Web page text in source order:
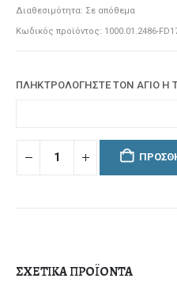
Διαθεσιμότητα: Σε απόθεμα
Κωδικός προϊόντος: 1000.01.2486-
ΠΛΗΚΤΡΟΛΟΓΗΣΤΕ ΤΟΝ ΑΓΙΟ Η
ΣΧΕΤΙΚΆ ΠΡΟΪΌΝΤΑ